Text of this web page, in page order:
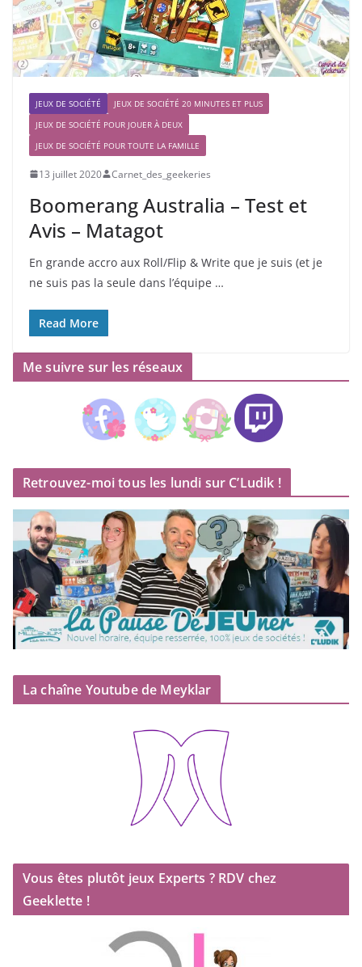
JEUX DE SOCIÉTÉ
JEUX DE SOCIÉTÉ 20 MINUTES ET PLUS
JEUX DE SOCIÉTÉ POUR JOUER À DEUX
JEUX DE SOCIÉTÉ POUR TOUTE LA FAMILLE
13 juillet 2020 Carnet_des_geekeries
Boomerang Australia – Test et
Avis – Matagot
En grande accro aux Roll/Flip & Write que je suis (et je
ne suis pas la seule dans l’équipe …
Read More
Me suivre sur les réseaux
Retrouvez-moi tous les lundi sur C’Ludik !
La chaîne Youtube de Meyklar
Vous êtes plutôt jeux Experts ? RDV chez
Geeklette !